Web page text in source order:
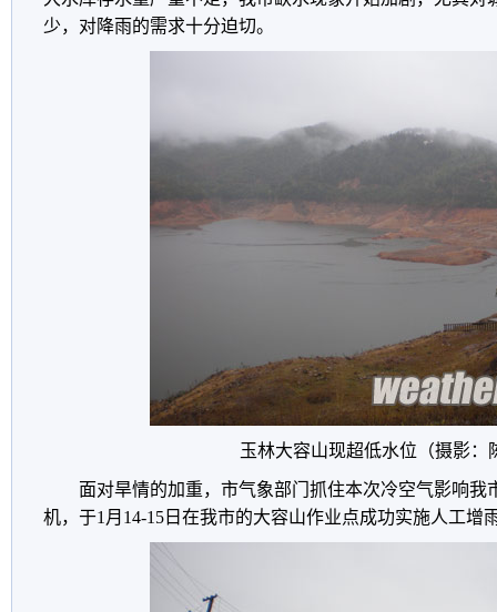
少，对降雨的需求十分迫切。
玉林大容山现超低水位（摄影：
面对旱情的加重，市气象部门抓住本次冷空气影响我
机，于1月14-15日在我市的大容山作业点成功实施人工增